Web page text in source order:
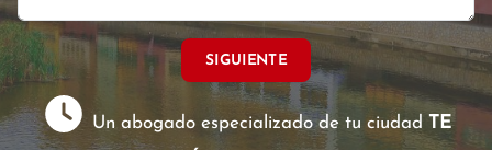
SIGUIENTE
Un abogado especializado de tu ciudad TE